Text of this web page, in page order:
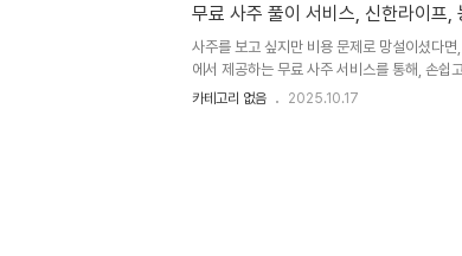
지원하고 있는데, 월요일부터 금요일까지
무료 사주 풀이 서비스, 신한라이프,
사주를 보고 싶지만 비용 문제로 망설이셨다
에서 제공하는 무료 사주 서비스를 통해, 손쉽
사주 서비스를 제공하는 사이트들을 소개하고
카테고리 없음 2025.10.17